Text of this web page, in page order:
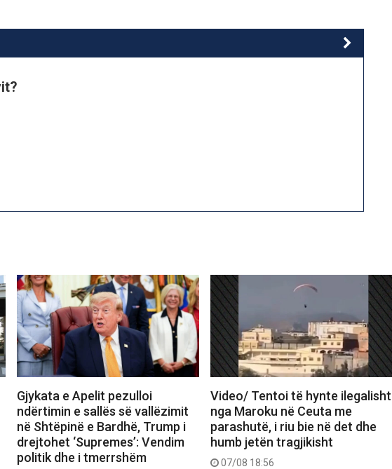
Gjykata e Apelit pezulloi
ndërtimin e sallës së vallëzimit
në Shtëpinë e Bardhë, Trump i
drejtohet ‘Supremes’: Vendim
politik dhe i tmerrshëm
Video/ Tentoi të hynte ilegalisht
nga Maroku në Ceuta me
parashutë, i riu bie në det dhe
humb jetën tragjikisht
07/08 18:56